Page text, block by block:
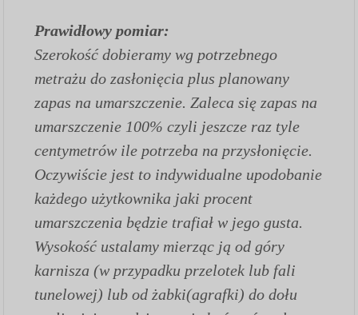
Prawidłowy pomiar:
Szerokość dobieramy wg potrzebnego
metrażu do zasłonięcia plus planowany
zapas na umarszczenie. Zaleca się zapas na
umarszczenie 100% czyli jeszcze raz tyle
centymetrów ile potrzeba na przysłonięcie.
Oczywiście jest to indywidualne upodobanie
każdego użytkownika jaki procent
umarszczenia będzie trafiał w jego gusta.
Wysokość ustalamy mierząc ją od góry
karnisza (w przypadku przelotek lub fali
tunelowej) lub od żabki(agrafki) do dołu